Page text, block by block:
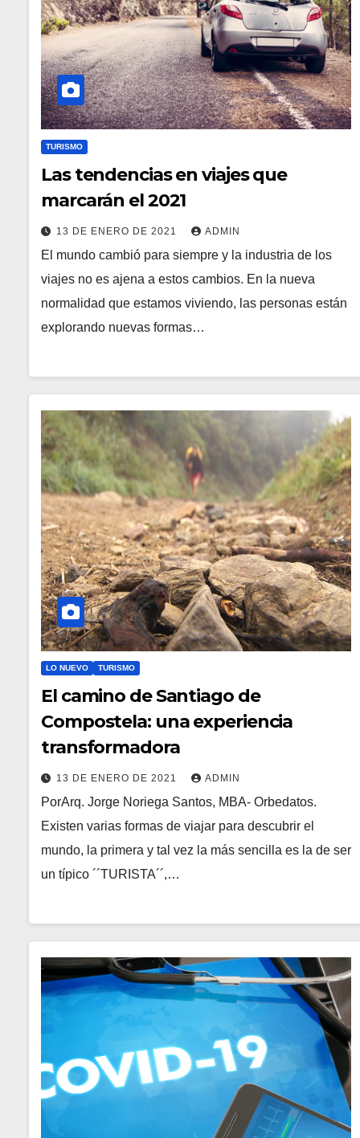
TURISMO
Las tendencias en viajes que
marcarán el 2021
13 DE ENERO DE 2021 ADMIN
El mundo cambió para siempre y la industria de los
viajes no es ajena a estos cambios. En la nueva
normalidad que estamos viviendo, las personas están
explorando nuevas formas…
LO NUEVO TURISMO
El camino de Santiago de
Compostela: una experiencia
transformadora
13 DE ENERO DE 2021 ADMIN
PorArq. Jorge Noriega Santos, MBA- Orbedatos.
Existen varias formas de viajar para descubrir el
mundo, la primera y tal vez la más sencilla es la de ser
un típico ´´TURISTA´´,…